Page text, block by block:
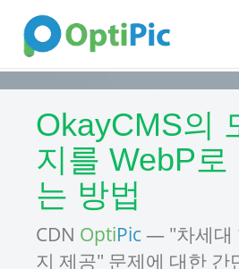
OkayCMS의
지를 WebP로
는 방법
CDN OptiPic — "차세대
지 제공" 문제에 대한 간